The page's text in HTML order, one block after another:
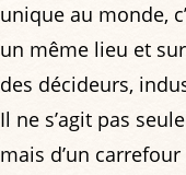
unique au monde,
un même lieu et
des décideurs,
Il ne s’agit pas
mais d’un